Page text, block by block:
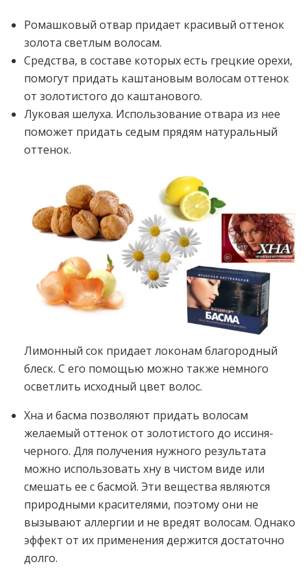
Ромашковый отвар придает красивый оттенок
золота светлым волосам.
Средства, в составе которых есть грецкие орехи,
помогут придать каштановым волосам оттенок
от золотистого до каштанового.
Луковая шелуха. Использование отвара из нее
поможет придать седым прядям натуральный
оттенок.
Лимонный сок придает локонам благородный
блеск. С его помощью можно также немного
осветлить исходный цвет волос.
Хна и басма позволяют придать волосам
желаемый оттенок от золотистого до иссиня-
черного. Для получения нужного результата
можно использовать хну в чистом виде или
смешать ее с басмой. Эти вещества являются
природными красителями, поэтому они не
вызывают аллергии и не вредят волосам. Однако
эффект от их применения держится достаточно
долго.